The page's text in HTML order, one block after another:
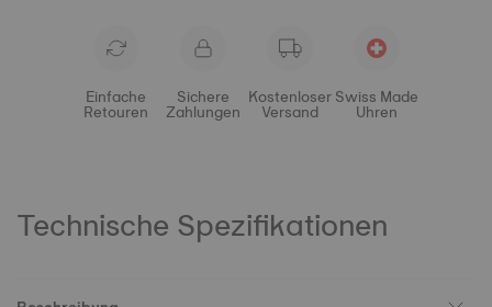
Einfache
Retouren
Sichere
Zahlungen
Kostenloser
Versand
Swiss Made
Uhren
Technische Spezifikationen